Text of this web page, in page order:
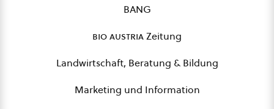
BANG
bio austriaZeitung
Landwirtschaft, Beratung & Bildung
Marketing und Information